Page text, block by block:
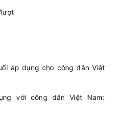
áp dụng cho công dân Việt
với công dân Việt Nam: